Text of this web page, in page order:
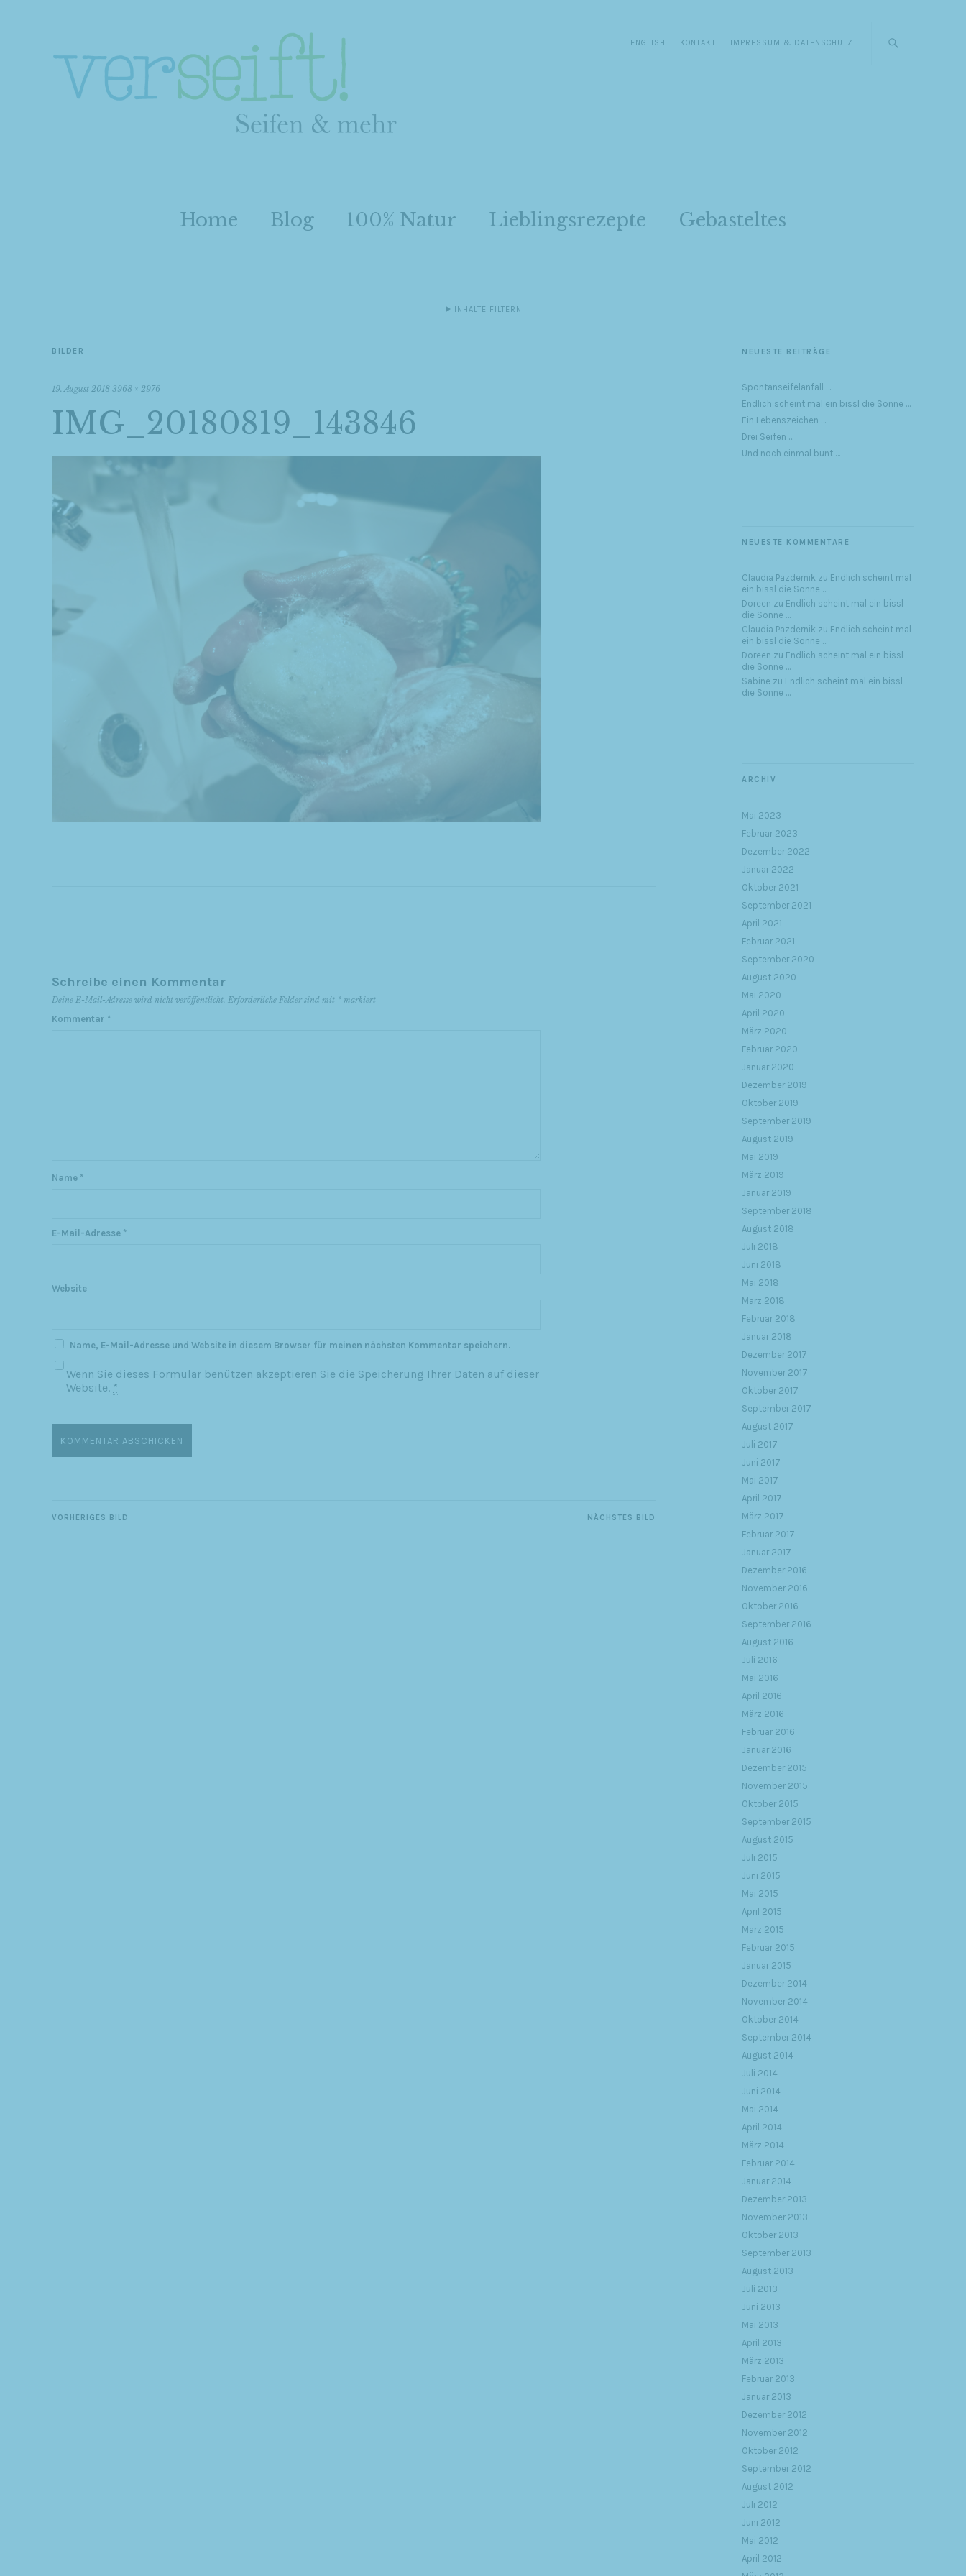
ENGLISH KONTAKT IMPRESSUM & DATENSCHUTZ
Home Blog 100% Natur Lieblingsrezepte Gebasteltes
INHALTE FILTERN
BILDER
19. August 2018 3968 × 2976
IMG_20180819_143846
Schreibe einen Kommentar
Deine E-Mail-Adresse wird nicht veröffentlicht. Erforderliche Felder sind mit * markiert
Kommentar *
Name *
E-Mail-Adresse *
Website
Name, E-Mail-Adresse und Website in diesem Browser für meinen nächsten Kommentar speichern.
Wenn Sie dieses Formular benützen akzeptieren Sie die Speicherung Ihrer Daten auf dieser
Website. *
NÄCHSTES BILD
VORHERIGES BILD
NEUESTE BEITRÄGE
Spontanseifelanfall …
Endlich scheint mal ein bissl die Sonne …
Ein Lebenszeichen …
Drei Seifen …
Und noch einmal bunt …
NEUESTE KOMMENTARE
Claudia Pazdernik zu Endlich scheint mal
ein bissl die Sonne …
Doreen zu Endlich scheint mal ein bissl
die Sonne …
Claudia Pazdernik zu Endlich scheint mal
ein bissl die Sonne …
Doreen zu Endlich scheint mal ein bissl
die Sonne …
Sabine zu Endlich scheint mal ein bissl
die Sonne …
ARCHIV
Mai 2023
Februar 2023
Dezember 2022
Januar 2022
Oktober 2021
September 2021
April 2021
Februar 2021
September 2020
August 2020
Mai 2020
April 2020
März 2020
Februar 2020
Januar 2020
Dezember 2019
Oktober 2019
September 2019
August 2019
Mai 2019
März 2019
Januar 2019
September 2018
August 2018
Juli 2018
Juni 2018
Mai 2018
März 2018
Februar 2018
Januar 2018
Dezember 2017
November 2017
Oktober 2017
September 2017
August 2017
Juli 2017
Juni 2017
Mai 2017
April 2017
März 2017
Februar 2017
Januar 2017
Dezember 2016
November 2016
Oktober 2016
September 2016
August 2016
Juli 2016
Mai 2016
April 2016
März 2016
Februar 2016
Januar 2016
Dezember 2015
November 2015
Oktober 2015
September 2015
August 2015
Juli 2015
Juni 2015
Mai 2015
April 2015
März 2015
Februar 2015
Januar 2015
Dezember 2014
November 2014
Oktober 2014
September 2014
August 2014
Juli 2014
Juni 2014
Mai 2014
April 2014
März 2014
Februar 2014
Januar 2014
Dezember 2013
November 2013
Oktober 2013
September 2013
August 2013
Juli 2013
Juni 2013
Mai 2013
April 2013
März 2013
Februar 2013
Januar 2013
Dezember 2012
November 2012
Oktober 2012
September 2012
August 2012
Juli 2012
Juni 2012
Mai 2012
April 2012